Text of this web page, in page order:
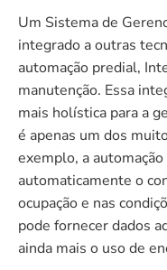
Um Sistema de
integrado a outras
automação predial,
manutenção. Essa
mais holística para a
é apenas um dos
exemplo, a
automaticamente o
ocupação e nas
pode fornecer dados
ainda mais o uso de